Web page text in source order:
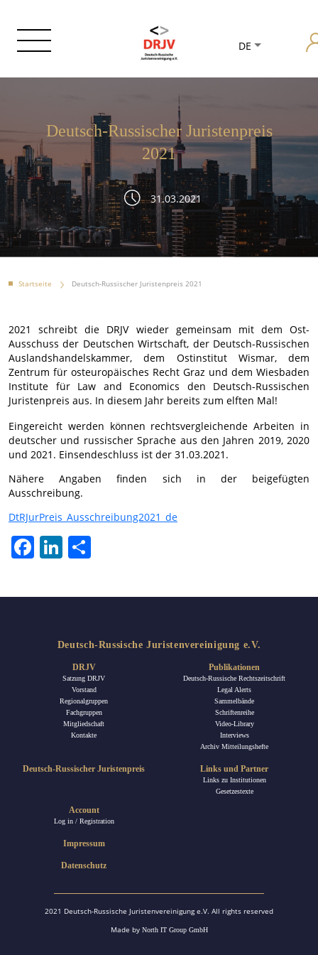
DE
Deutsch-Russischer Juristenpreis
2021
31.03.2021
Startseite Deutsch-Russischer Juristenpreis 2021
2021 schreibt die DRJV wieder gemeinsam mit dem Ost-
Ausschuss der Deutschen Wirtschaft, der Deutsch-Russischen
Auslandshandelskammer, dem Ostinstitut Wismar, dem
Zentrum für osteuropäisches Recht Graz und dem Wiesbaden
Institute für Law and Economics den Deutsch-Russischen
Juristenpreis aus. In diesem Jahr bereits zum elften Mal!
Eingereicht werden können rechtsvergleichende Arbeiten in
deutscher und russischer Sprache aus den Jahren 2019, 2020
und 2021. Einsendeschluss ist der 31.03.2021.
Nähere Angaben finden sich in der beigefügten
Ausschreibung.
DtRJurPreis_Ausschreibung2021_de
FacebookLinkedIn
Deutsch-Russische Juristenvereinigung e.V.
DRJV
Satzung DRJV
Vorstand
Regionalgruppen
Fachgruppen
Mitgliedschaft
Kontakte
Publikationen
Deutsch-Russische Rechtszeitschrift
Legal Alerts
Sammelbände
Schriftenreihe
Video-Library
Interviews
Archiv Mitteilungshefte
Deutsch-Russischer Juristenpreis
Account
Log in / Registration
Links und Partner
Links zu Institutionen
Gesetzestexte
Impressum
Datenschutz
2021 Deutsch-Russische Juristenvereinigung e.V. All rights reserved
Made by North IT Group GmbH